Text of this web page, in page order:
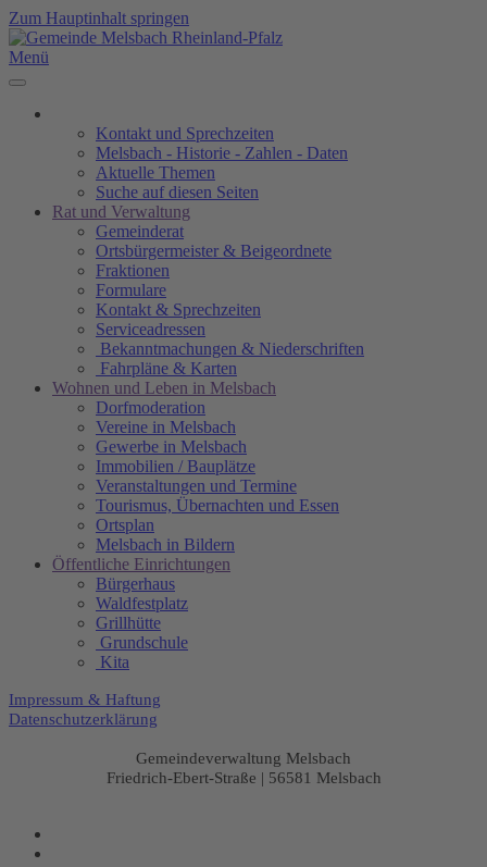
Zum Hauptinhalt springen
Menü
Kontakt und Sprechzeiten
Melsbach - Historie - Zahlen - Daten
Aktuelle Themen
Suche auf diesen Seiten
Rat und Verwaltung
Gemeinderat
Ortsbürgermeister & Beigeordnete
Fraktionen
Formulare
Kontakt & Sprechzeiten
Serviceadressen
Bekanntmachungen & Niederschriften
Fahrpläne & Karten
Wohnen und Leben in Melsbach
Dorfmoderation
Vereine in Melsbach
Gewerbe in Melsbach
Immobilien / Bauplätze
Veranstaltungen und Termine
Tourismus, Übernachten und Essen
Ortsplan
Melsbach in Bildern
Öffentliche Einrichtungen
Bürgerhaus
Waldfestplatz
Grillhütte
Grundschule
Kita
Impressum & Haftung
Datenschutzerklärung
Gemeindeverwaltung Melsbach
Friedrich-Ebert-Straße | 56581 Melsbach